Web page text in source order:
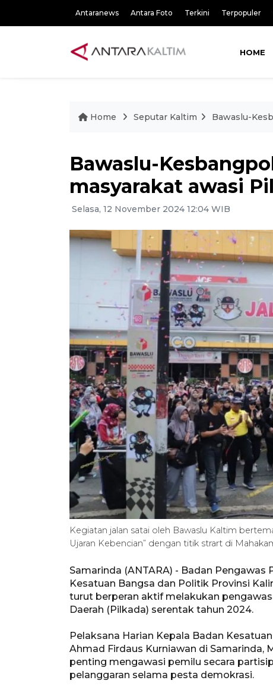
Antaranews Antara Foto Terkini Terpopuler
HOME
Home Seputar Kaltim Bawaslu-
Bawaslu-
masyarakat awasi
Selasa, 12 November 2024 12:04 WIB
Kegiatan jalan satai oleh Bawaslu Kaltim
Ujaran Kebencian” dengan titik strart di
Samarinda (ANTARA) - Badan
Kesatuan Bangsa dan Politik Provinsi
turut berperan aktif melakukan
Daerah (Pilkada) serentak tahun 2024.
Pelaksana Harian Kepala Badan
Ahmad Firdaus Kurniawan di Samarinda,
penting mengawasi pemilu secara
pelanggaran selama pesta demokrasi.